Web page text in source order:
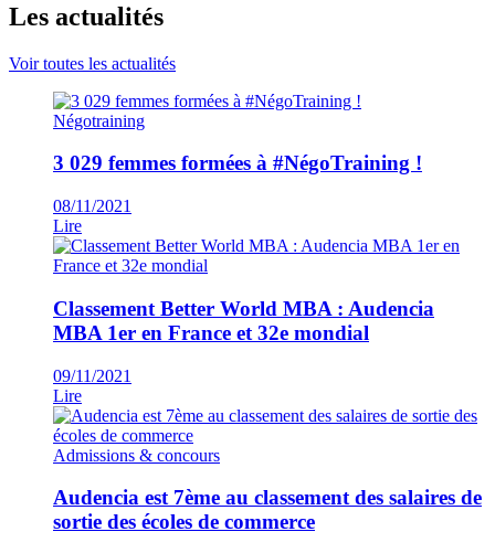
Les actualités
Voir toutes les actualités
Négotraining
3 029 femmes formées à #NégoTraining !
08/11/2021
Lire
Classement Better World MBA : Audencia
MBA 1er en France et 32e mondial
09/11/2021
Lire
Admissions & concours
Audencia est 7ème au classement des salaires de
sortie des écoles de commerce